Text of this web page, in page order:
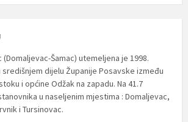
(Domaljevac-Šamac) utemeljena je 1998.
središnjem dijelu Županije Posavske između
i općine Odžak na zapadu. Na 41.7
u naseljenim mjestima : Domaljevac,
i Tursinovac.